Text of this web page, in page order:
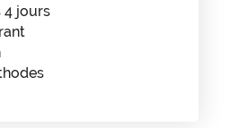
4 jours